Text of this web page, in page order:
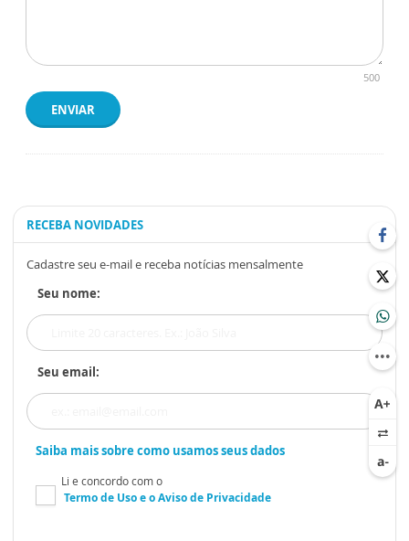
500
ENVIAR
RECEBA NOVIDADES
Cadastre seu e-mail e receba notícias mensalmente
Seu nome:
Seu email:
Saiba mais sobre como usamos seus dados
Li e concordo com o
Termo de Usoe oAviso de Privacidade